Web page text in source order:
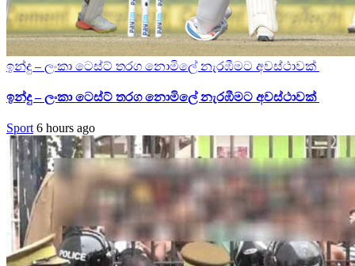
ඉන්දු – ලංකා ටෙස්ට් තරග නොමිලේ නැරඹීමට අවස්ථාවක්
ඉන්දු – ලංකා ටෙස්ට් තරග නොමිලේ නැරඹීමට අවස්ථාවක්
Sport 6 hours ago